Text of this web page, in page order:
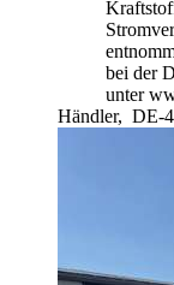
bei der
unter
Händler, DE-